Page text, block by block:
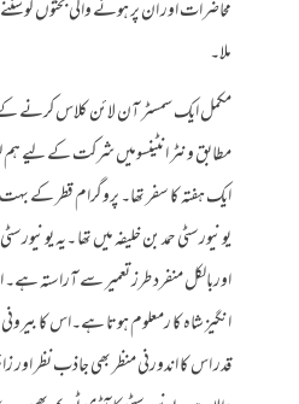
محاضرات اور ان پر ہونے والی بحثوں کو
ملا۔
مکمل ایک سمسٹر آن لائن کلاس کرنے
مطابق ونٹر انٹینسومیں شرکت کے لیے ہم
ایک ہفتہ کا سفر تھا۔ پروگرام قطر کے
یونیورسٹی حمد بن خلیفہ میں تھا ۔یہ
اوربالکل منفرد طرز تعمیر سے آراستہ
انگیز شاہ کا رمعلوم ہوتا ہے۔اس کا
قدر اس کا اندورنی منظر بھی جاذب نظر اور